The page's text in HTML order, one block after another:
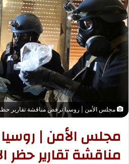
ل
ب
ر
ي
د
ا
إ
ك
ت
و
ن
مجلس الأمن | روسيا ترفض مناقشة تقارير حظر
مجلس الأمن |
مناقشة تقارير حظر